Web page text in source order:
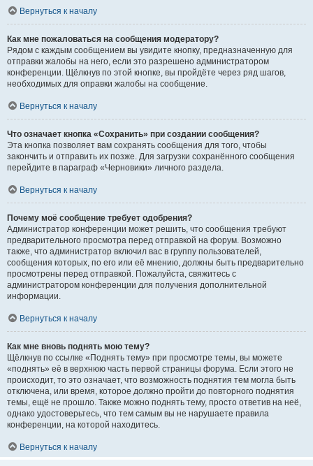
Вернуться к началу
Как мне пожаловаться на сообщения модератору?
Рядом с каждым сообщением вы увидите кнопку, предназначенную для
отправки жалобы на него, если это разрешено администратором
конференции. Щёлкнув по этой кнопке, вы пройдёте через ряд шагов,
необходимых для оправки жалобы на сообщение.
Вернуться к началу
Что означает кнопка «Сохранить» при создании сообщения?
Эта кнопка позволяет вам сохранять сообщения для того, чтобы
закончить и отправить их позже. Для загрузки сохранённого сообщения
перейдите в параграф «Черновики» личного раздела.
Вернуться к началу
Почему моё сообщение требует одобрения?
Администратор конференции может решить, что сообщения требуют
предварительного просмотра перед отправкой на форум. Возможно
также, что администратор включил вас в группу пользователей,
сообщения которых, по его или её мнению, должны быть предварительно
просмотрены перед отправкой. Пожалуйста, свяжитесь с
администратором конференции для получения дополнительной
информации.
Вернуться к началу
Как мне вновь поднять мою тему?
Щёлкнув по ссылке «Поднять тему» при просмотре темы, вы можете
«поднять» её в верхнюю часть первой страницы форума. Если этого не
происходит, то это означает, что возможность поднятия тем могла быть
отключена, или время, которое должно пройти до повторного поднятия
темы, ещё не прошло. Также можно поднять тему, просто ответив на неё,
однако удостоверьтесь, что тем самым вы не нарушаете правила
конференции, на которой находитесь.
Вернуться к началу